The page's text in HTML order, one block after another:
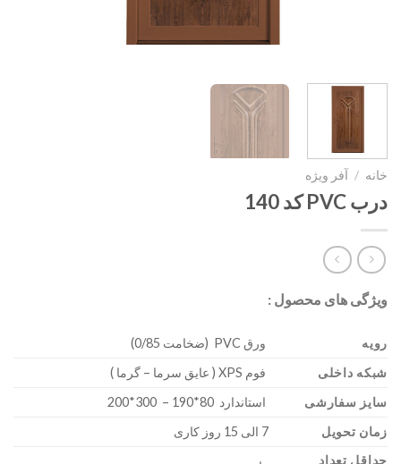
خانه / آفر ویژه
درب PVC کد 140
ویژگی های محصول :
رویه
ورق PVC (ضخامت 0/85)
شبکه داخلی
فوم XPS ( عایق سرما – گرما )
سایز سفارشی
استاندارد 80*190 – 300*200
زمان تحویل
7 الی 15 روز کاری
حداقل تعداد